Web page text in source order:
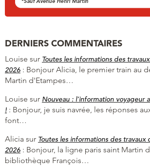
DERNIERS COMMENTAIRES
Louise sur Toutes les informations des
2026 : Bonjour Alicia, le premier train au
Martin d'Etampes…
Louise sur Nouveau : l’information voyageur
! : Bonjour, je suis navrée, les réponses
font…
Alicia sur Toutes les informations des travaux
2026 : Bonjour, la ligne paris saint Martin
bibliothèque François…